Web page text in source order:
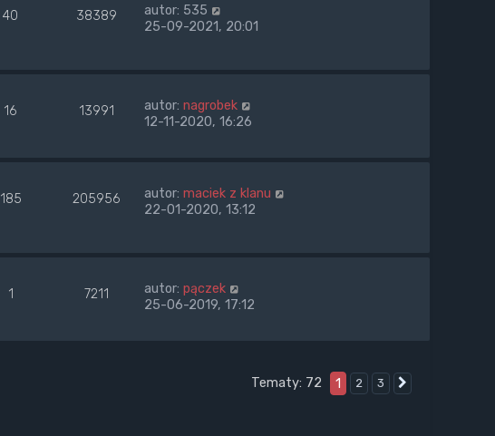
40 38389 autor: 535
25-09-2021, 20:01
16 13991 autor: nagrobek
12-11-2020, 16:26
185 205956 autor: maciek z klanu
22-01-2020, 13:12
1 7211 autor: pączek
25-06-2019, 17:12
Tematy: 72 1 2 3